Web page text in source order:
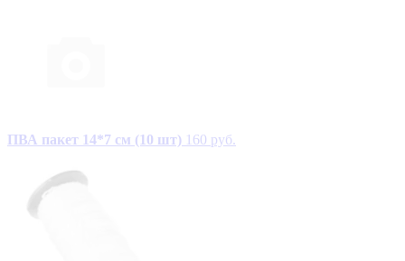
ПВА пакет 14*7 см (10 шт) 160 руб.